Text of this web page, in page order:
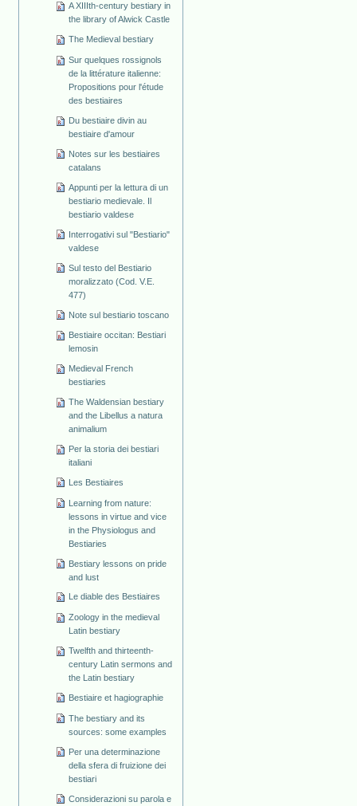
A XIIIth-century bestiary in
the library of Alwick Castle
The Medieval bestiary
Sur quelques rossignols
de la littérature italienne:
Propositions pour l'étude
des bestiaires
Du bestiaire divin au
bestiaire d'amour
Notes sur les bestiaires
catalans
Appunti per la lettura di un
bestiario medievale. Il
bestiario valdese
Interrogativi sul "Bestiario"
valdese
Sul testo del Bestiario
moralizzato (Cod. V.E.
477)
Note sul bestiario toscano
Bestiaire occitan: Bestiari
lemosin
Medieval French
bestiaries
The Waldensian bestiary
and the Libellus a natura
animalium
Per la storia dei bestiari
italiani
Les Bestiaires
Learning from nature:
lessons in virtue and vice
in the Physiologus and
Bestiaries
Bestiary lessons on pride
and lust
Le diable des Bestiaires
Zoology in the medieval
Latin bestiary
Twelfth and thirteenth-
century Latin sermons and
the Latin bestiary
Bestiaire et hagiographie
The bestiary and its
sources: some examples
Per una determinazione
della sfera di fruizione dei
bestiari
Considerazioni su parola e